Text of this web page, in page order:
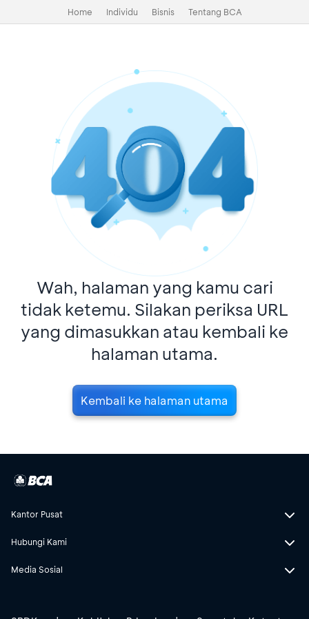
Home Individu Bisnis Tentang BCA
Wah, halaman yang kamu cari
tidak ketemu. Silakan periksa URL
yang dimasukkan atau kembali ke
halaman utama.
Kembali ke halaman utama
Kantor Pusat
Hubungi Kami
Media Sosial